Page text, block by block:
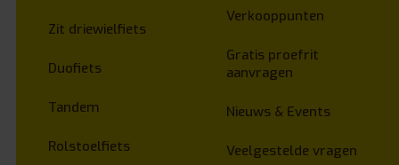
Zit driewielfiets
Duofiets
Tandem
Rolstoelfiets
Verkooppunten
Gratis proefrit
aanvragen
Nieuws & Events
Veelgestelde vragen